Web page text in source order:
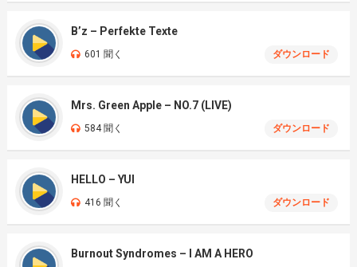
B’z – Perfekte Texte
601 聞く ダウンロード
Mrs. Green Apple – NO.7 (LIVE)
584 聞く ダウンロード
HELLO – YUI
416 聞く ダウンロード
Burnout Syndromes – I AM A HERO